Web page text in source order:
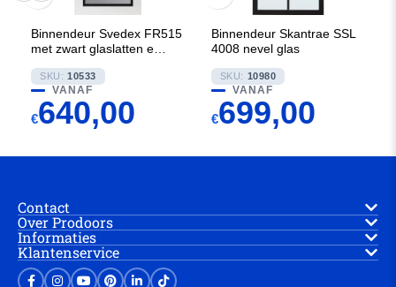
Binnendeur Svedex FR515
met zwart glaslatten en
SKU: 10533
VANAF
€640,00
Binnendeur Skantrae SSL
4008 nevel glas
SKU: 10980
VANAF
€699,00
Contact
Over Prodoors
Informaties
Klantenservice